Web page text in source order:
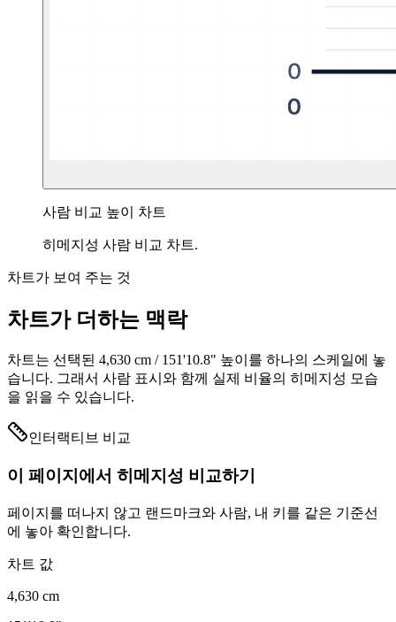
사람 비교 높이 차트
히메지성 사람 비교 차트.
차트가 보여 주는 것
차트가 더하는 맥락
차트는 선택된 4,630 cm / 151'10.8" 높이를 하나의 스케일에 놓
습니다. 그래서 사람 표시와 함께 실제 비율의 히메지성 모습
을 읽을 수 있습니다.
인터랙티브 비교
이 페이지에서 히메지성 비교하기
페이지를 떠나지 않고 랜드마크와 사람, 내 키를 같은 기준선
에 놓아 확인합니다.
차트 값
4,630 cm